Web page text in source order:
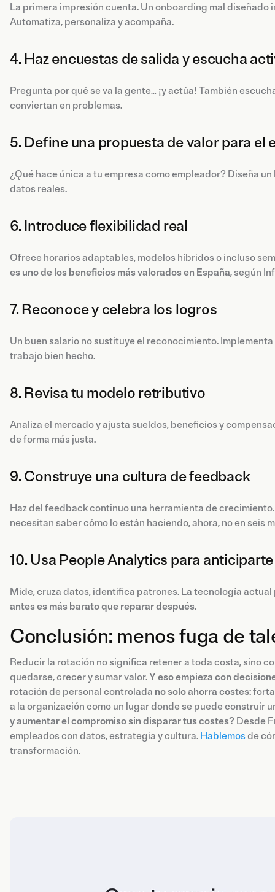
La primera impresión cuenta. Un onboarding mal
Automatiza, personaliza y acompaña.
4. Haz encuestas de salida y escucha
Pregunta por qué se va la gente… ¡y actúa! También
conviertan en problemas.
5. Define una propuesta de valor para el
¿Qué hace única a tu empresa como empleador? Diseña un
datos reales.
6. Introduce flexibilidad real
Ofrece horarios adaptables, modelos híbridos o incluso
es uno de los beneficios más valorados en España, según
7. Reconoce y celebra los logros
Un buen salario no sustituye el reconocimiento.
trabajo bien hecho.
8. Revisa tu modelo retributivo
Analiza el mercado y ajusta sueldos, beneficios y
de forma más justa.
9. Construye una cultura de feedback
Haz del feedback continuo una herramienta de
necesitan saber cómo lo están haciendo, ahora, no en seis
10. Usa People Analytics para anticiparte
Mide, cruza datos, identifica patrones. La tecnología
antes es más barato que reparar después.
Conclusión: menos fuga de
Reducir la rotación no significa retener a toda costa, sino
quedarse, crecer y sumar valor.Y eso empieza con
rotación de personal controlada no solo ahorra costes:
a la organización como un lugar donde se puede construir
y aumentar el compromiso sin disparar tus costes? Desde
empleados con datos, estrategia y cultura. Hablemosde
transformación.